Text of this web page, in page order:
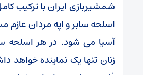
اسلحه سابر و اپه مردان عازم
آسیا می شود. در هر اسلحه
زنان تنها یک نماینده خواهد